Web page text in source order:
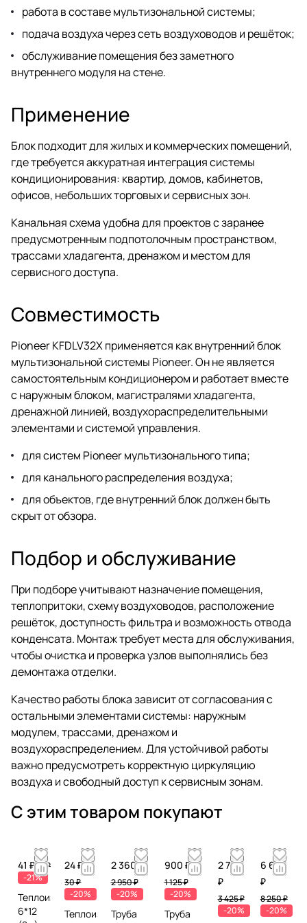
работа в составе мультизональной системы;
подача воздуха через сеть воздуховодов и решёток;
обслуживание помещения без заметного
внутреннего модуля на стене.
Применение
Блок подходит для жилых и коммерческих помещений,
где требуется аккуратная интеграция системы
кондиционирования: квартир, домов, кабинетов,
офисов, небольших торговых и сервисных зон.
Канальная схема удобна для проектов с заранее
предусмотренным подпотолочным пространством,
трассами хладагента, дренажом и местом для
сервисного доступа.
Совместимость
Pioneer KFDLV32X применяется как внутренний блок
мультизональной системы Pioneer. Он не является
самостоятельным кондиционером и работает вместе
с наружным блоком, магистралями хладагента,
дренажной линией, воздухораспределительными
элементами и системой управления.
для систем Pioneer мультизонального типа;
для канального распределения воздуха;
для объектов, где внутренний блок должен быть
скрыт от обзора.
Подбор и обслуживание
При подборе учитывают назначение помещения,
теплопритоки, схему воздуховодов, расположение
решёток, доступность фильтра и возможность отвода
конденсата. Монтаж требует места для обслуживания,
чтобы очистка и проверка узлов выполнялись без
демонтажа отделки.
Качество работы блока зависит от согласования с
остальными элементами системы: наружным
модулем, трассами, дренажом и
воздухораспределением. Для устойчивой работы
важно предусмотреть корректную циркуляцию
воздуха и свободный доступ к сервисным зонам.
С этим товаром покупают
41 ₽52 ₽
-21%
Теплоизоляция
6*12
24 ₽
30 ₽
-20%
Теплоизоляция
2 360 ₽
2 950 ₽
-20%
Труба
900 ₽
1 125 ₽
-20%
Труба
2 740
₽
3 425 ₽
-20%
6 600
₽
8 250 ₽
-20%